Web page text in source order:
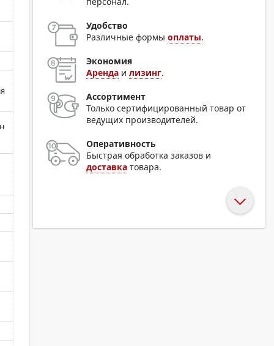
Удобство
Различные формыоплаты.
Экономия
Аренда илизинг.
Ассортимент
Только сертифицированный товар от
ведущих производителей.
Оперативность
Быстрая обработка заказов и
доставка товара.